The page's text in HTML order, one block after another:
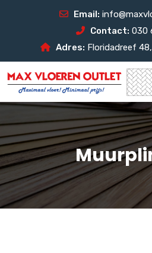
Email:
Contact: 030
Adres: Floridadreef